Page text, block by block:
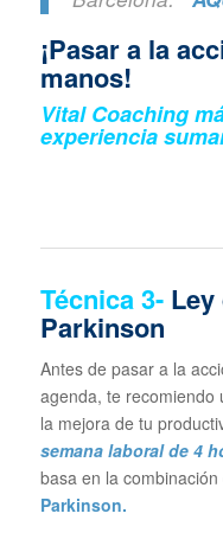
¡Pasar a la
manos!
Vital Coaching
experiencia
Técnica3-Ley
Parkinson
Antes de pasar a la
agenda, te recomiendo
la mejora de tu
semana laboral de 4
basa en la combinación
Parkinson.